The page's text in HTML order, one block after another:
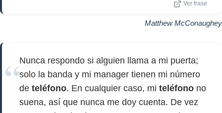
Ver frase
Matthew McConaughey
Nunca respondo si alguien llama a mi puerta;
solo la banda y mi manager tienen mi número
de teléfono. En cualquier caso, mi teléfono no
suena, así que nunca me doy cuenta. De vez